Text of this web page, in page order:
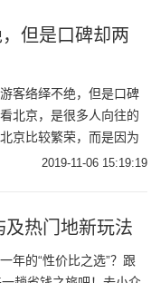
但是口碑却两
客络绎不绝，但是口碑
北京，是很多人向往的
京比较繁荣，而是因为
史遗产”和作为国都的魅
2019-11-06 15:19:19
热门地新玩法
年的“性价比之选”？跟